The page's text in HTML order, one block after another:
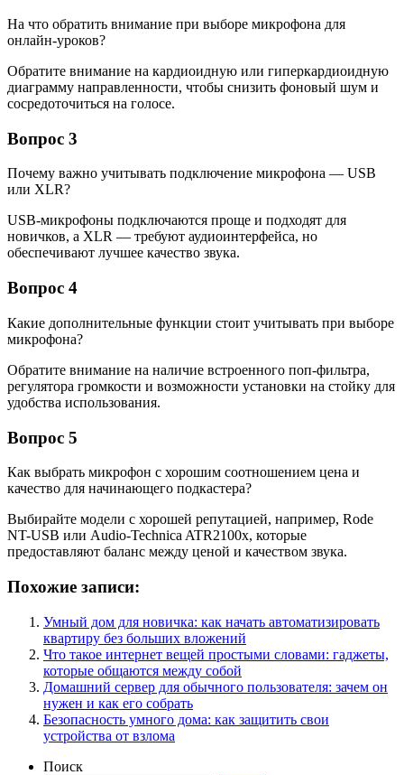
На что обратить внимание при выборе микрофона для
онлайн-уроков?
Обратите внимание на кардиоидную или гиперкардиоидную
диаграмму направленности, чтобы снизить фоновый шум и
сосредоточиться на голосе.
Вопрос 3
Почему важно учитывать подключение микрофона — USB
или XLR?
USB-микрофоны подключаются проще и подходят для
новичков, а XLR — требуют аудиоинтерфейса, но
обеспечивают лучшее качество звука.
Вопрос 4
Какие дополнительные функции стоит учитывать при выборе
микрофона?
Обратите внимание на наличие встроенного поп-фильтра,
регулятора громкости и возможности установки на стойку для
удобства использования.
Вопрос 5
Как выбрать микрофон с хорошим соотношением цена и
качество для начинающего подкастера?
Выбирайте модели с хорошей репутацией, например, Rode
NT-USB или Audio-Technica ATR2100x, которые
предоставляют баланс между ценой и качеством звука.
Похожие записи:
Умный дом для новичка: как начать автоматизировать
квартиру без больших вложений
Что такое интернет вещей простыми словами: гаджеты,
которые общаются между собой
Домашний сервер для обычного пользователя: зачем он
нужен и как его собрать
Безопасность умного дома: как защитить свои
устройства от взлома
Поиск